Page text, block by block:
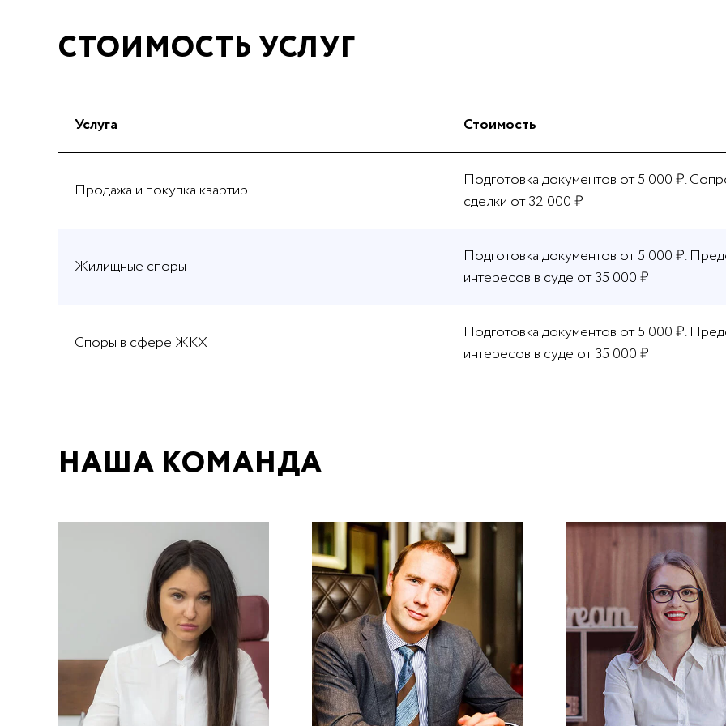
СТОИМОСТЬ УСЛУГ
Услуга Стоимость
Продажа и покупка квартир
Подготовка документов от 5 000 ₽.
сделки от 32 000 ₽
Жилищные споры
Подготовка документов от 5 000 ₽.
интересов в суде от 35 000 ₽
Споры в сфере ЖКХ
Подготовка документов от 5 000 ₽.
интересов в суде от 35 000 ₽
НАША КОМАНДА